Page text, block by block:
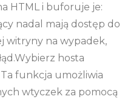
HTML i buforuje je:
nadal mają dostęp do
witryny na wypadek,
hosta
funkcja umożliwia
wtyczek za pomocą